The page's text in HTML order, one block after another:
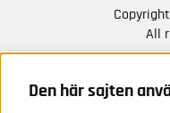
All
Den här sajten